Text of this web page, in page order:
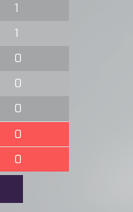
1
1
0
0
0
0
0